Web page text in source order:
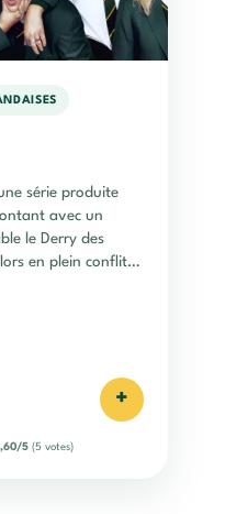
série produite
avec un
le Derry des
en plein conflit
+
5(5 votes)